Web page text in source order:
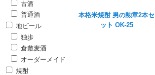
本格米焼酎 男の勲章2本セ
ット OK-25
古酒
普通酒
地ビール
独歩
倉敷麦酒
オーダーメイド
焼酎